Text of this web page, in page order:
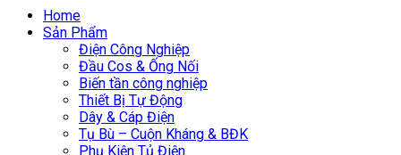
Home
Sản Phẩm
Điện Công Nghiệp
Đầu Cos & Ống Nối
Biến tần công nghiệp
Thiết Bị Tự Động
Dây & Cáp Điện
Tụ Bù – Cuộn Kháng & BĐK
Phụ Kiện Tủ Điện